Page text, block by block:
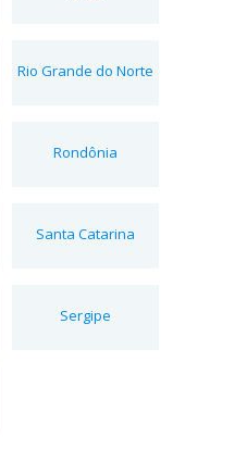
Rio Grande do Norte
Rondônia
Santa Catarina
Sergipe